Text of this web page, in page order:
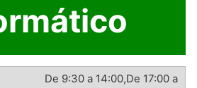
De 9:30 a 14:00,De 17:00 a